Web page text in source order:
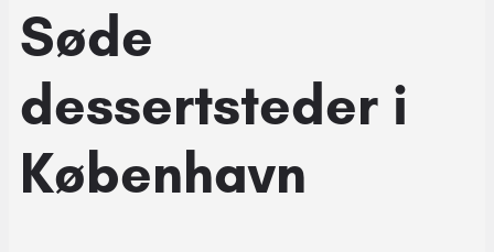
Søde
dessertsteder i
København